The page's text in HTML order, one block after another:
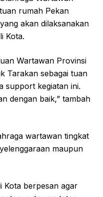
rumah Pekan
akan dilaksanakan
Kota.
Wartawan Provinsi
Tarakan sebagai tuan
support kegiatan ini.
dengan baik,” tambah
wartawan tingkat
maupun
Kota berpesan agar